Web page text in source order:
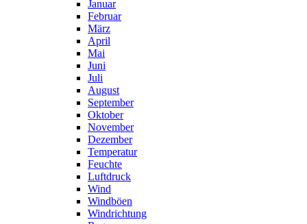
Januar
Februar
März
April
Mai
Juni
Juli
August
September
Oktober
November
Dezember
Temperatur
Feuchte
Luftdruck
Wind
Windböen
Windrichtung